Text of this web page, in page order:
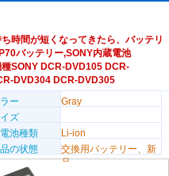
時間が短くなってきたら、バッテリ
バッテリー,SONY内蔵電池
SONY DCR-DVD105 DCR-
DVD304 DCR-DVD305
ー
Gray
ズ
池種類
Li-ion
の状態
交換用バッテリー、新
品